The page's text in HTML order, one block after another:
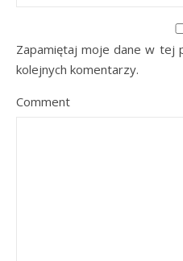
Zapamiętaj moje dane w tej
kolejnych komentarzy.
Comment